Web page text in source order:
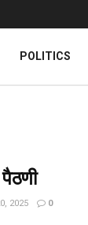
POLITICS
2025 0